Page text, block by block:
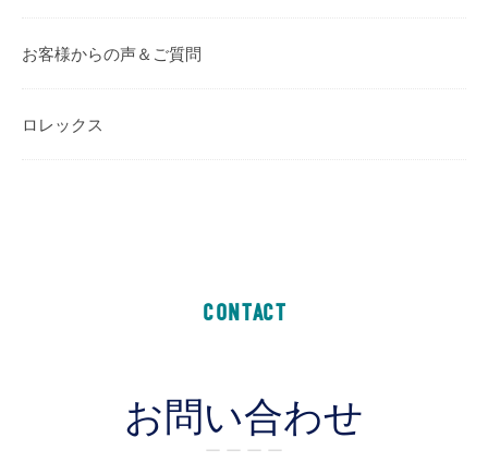
お客様からの声＆ご質問
ロレックス
CONTACT
お問い合わせ
ー ー ー ー